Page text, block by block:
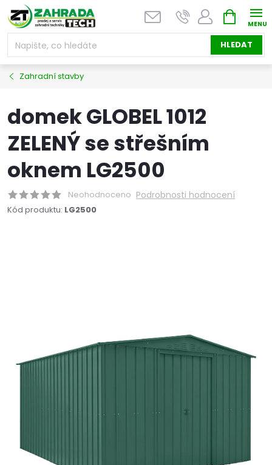
Přejít
na
obsah
HLEDAT
NÁKUPNÍ
KOŠÍK
Zahradní stavby
domek GLOBEL 1012
ZELENÝ se střešním
oknem LG2500
Neohodnoceno Podrobnosti hodnocení
Kód produktu: LG2500